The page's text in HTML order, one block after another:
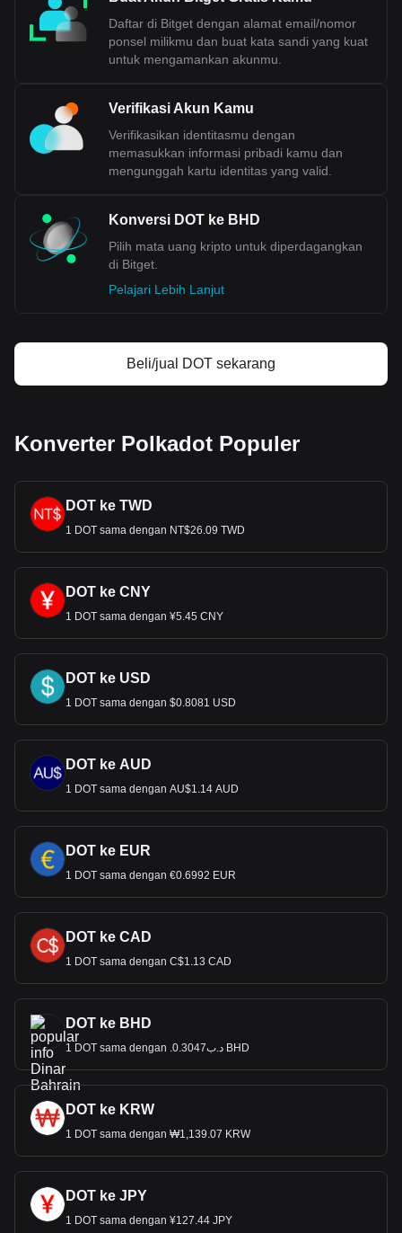
Daftar di Bitget dengan alamat email/nomor
ponsel milikmu dan buat kata sandi yang kuat
untuk mengamankan akunmu.
Verifikasi Akun Kamu
Verifikasikan identitasmu dengan
memasukkan informasi pribadi kamu dan
mengunggah kartu identitas yang valid.
Konversi DOT ke BHD
Pilih mata uang kripto untuk diperdagangkan
di Bitget.
Pelajari Lebih Lanjut
Beli/jual DOT sekarang
Konverter Polkadot Populer
DOT ke TWD
1 DOT sama dengan NT$26.09 TWD
DOT ke CNY
1 DOT sama dengan ¥5.45 CNY
DOT ke USD
1 DOT sama dengan $0.8081 USD
DOT ke AUD
1 DOT sama dengan AU$1.14 AUD
DOT ke EUR
1 DOT sama dengan €0.6992 EUR
DOT ke CAD
1 DOT sama dengan C$1.13 CAD
DOT ke BHD
1 DOT sama dengan .د.ب0.3047 BHD
DOT ke KRW
1 DOT sama dengan ₩1,139.07 KRW
DOT ke JPY
1 DOT sama dengan ¥127.44 JPY